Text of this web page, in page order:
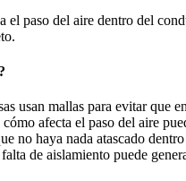
el paso del aire dentro del
usan mallas para evitar que
afecta el paso del aire
no haya nada atascado
de aislamiento puede